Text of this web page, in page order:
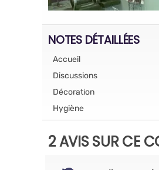
NOTES DÉTAILLÉES
Accueil
Discussions
Décoration
Hygiène
2 AVIS SUR CE